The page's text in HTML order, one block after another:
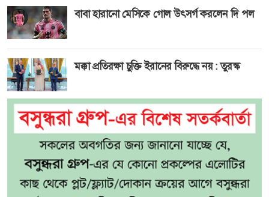
বাবা হারানো মেসিকে গোল উৎসর্গ করলেন দি পল
মক্কা প্রতিরক্ষা চুক্তি ইরানের বিরুদ্ধে নয় : তুরস্ক